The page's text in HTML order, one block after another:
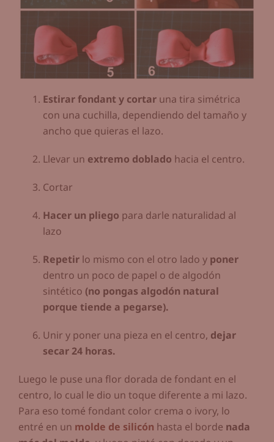
Estirar fondant y cortar una tira simétrica
con una cuchilla, dependiendo del tamaño y
ancho que quieras el lazo.
Llevar un extremo doblado hacia el centro.
Cortar
Hacer un pliego para darle naturalidad al
lazo
Repetir lo mismo con el otro lado y poner
dentro un poco de papel o de algodón
sintético (no pongas algodón natural
porque tiende a pegarse).
Unir y poner una pieza en el centro, dejar
secar 24 horas.
Luego le puse una flor dorada de fondant en el
centro, lo cual le dio un toque diferente a mi lazo.
Para eso tomé fondant color crema o ivory, lo
entré en un molde de silicón hasta el borde nada